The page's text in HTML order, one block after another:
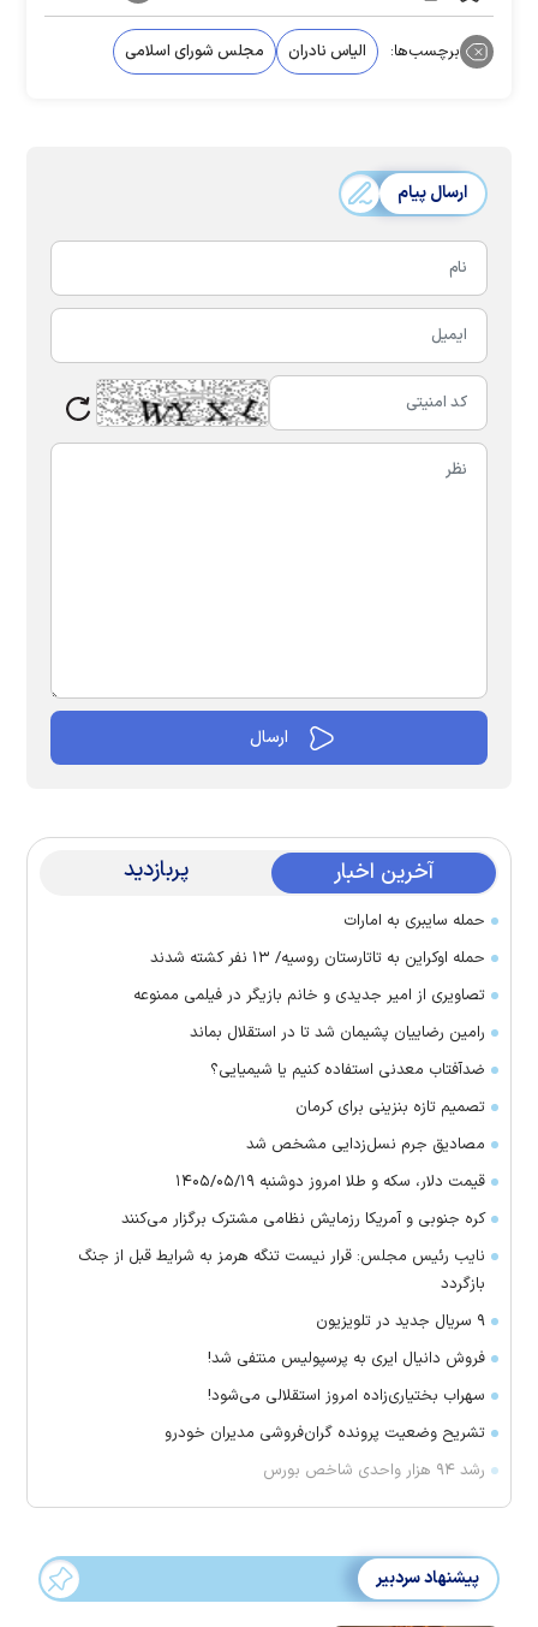
برچسب‌ها: الیاس نادران مجلس شورای اسلامی
ارسال پیام
آخرین اخبار پربازدید
حمله سایبری به امارات
حمله اوکراین به تاتارستان روسیه/ ۱۳ نفر کشته شدند
تصاویری از امیر جدیدی و خانم بازیگر در فیلمی ممنوعه
رامین رضاییان پشیمان شد تا در استقلال بماند
ضدآفتاب معدنی استفاده کنیم یا شیمیایی؟
تصمیم تازه بنزینی برای کرمان
مصادیق جرم نسل‌زدایی مشخص شد
قیمت دلار، سکه و طلا امروز دوشنبه ۱۴۰۵/۰۵/۱۹
کره جنوبی و آمریکا رزمایش نظامی مشترک برگزار می‌کنند
نایب رئیس مجلس: قرار نیست تنگه هرمز به شرایط قبل از جنگ
بازگردد
۹ سریال جدید در تلویزیون
فروش دانیال ایری به پرسپولیس منتفی شد!
سهراب بختیاری‌زاده امروز استقلالی می‌شود!
تشریح وضعیت پرونده گران‌فروشی مدیران خودرو
رشد ۹۴ هزار واحدی شاخص بورس
پیشنهاد سردبیر